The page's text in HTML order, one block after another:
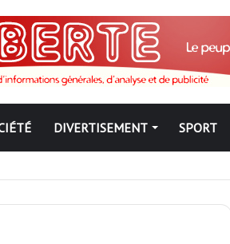
DIVERTISEMENT SPORT
partir ; les Togolais disent non et sont vent